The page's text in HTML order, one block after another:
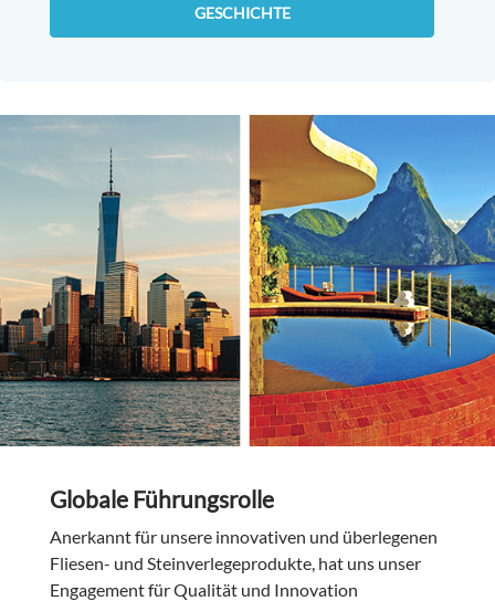
GESCHICHTE
Globale Führungsrolle
Anerkannt für unsere innovativen und überlegenen
Fliesen- und Steinverlegeprodukte, hat uns unser
Engagement für Qualität und Innovation